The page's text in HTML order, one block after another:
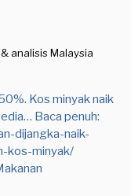
analisis Malaysia